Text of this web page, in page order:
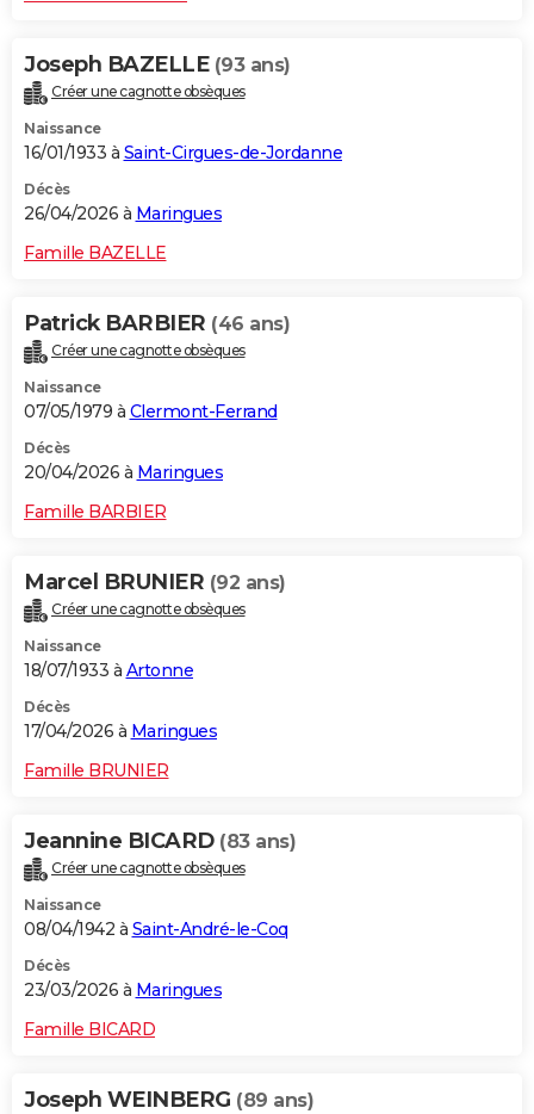
Joseph BAZELLE (93 ans)
Créer une cagnotte obsèques
Naissance
16/01/1933 à Saint-Cirgues-de-Jordanne
Décès
26/04/2026 à Maringues
Famille BAZELLE
Patrick BARBIER (46 ans)
Créer une cagnotte obsèques
Naissance
07/05/1979 à Clermont-Ferrand
Décès
20/04/2026 à Maringues
Famille BARBIER
Marcel BRUNIER (92 ans)
Créer une cagnotte obsèques
Naissance
18/07/1933 à Artonne
Décès
17/04/2026 à Maringues
Famille BRUNIER
Jeannine BICARD (83 ans)
Créer une cagnotte obsèques
Naissance
08/04/1942 à Saint-André-le-Coq
Décès
23/03/2026 à Maringues
Famille BICARD
Joseph WEINBERG (89 ans)